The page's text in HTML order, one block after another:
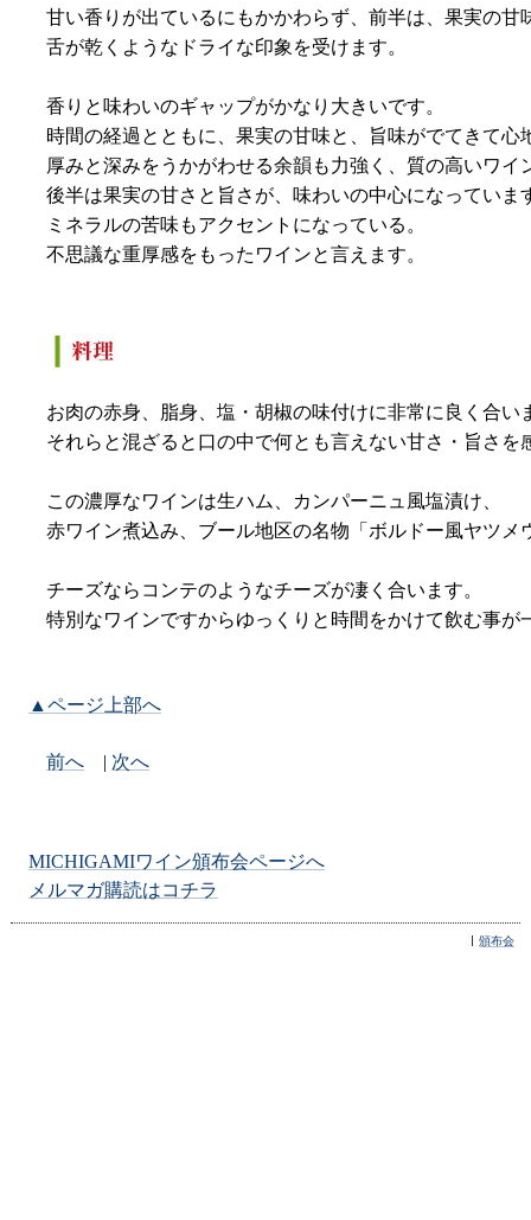
甘い香りが出ているにもかかわらず、前半は、果実の甘
舌が乾くようなドライな印象を受けます。
香りと味わいのギャップがかなり大きいです。
時間の経過とともに、果実の甘味と、旨味がでてきて心
厚みと深みをうかがわせる余韻も力強く、質の高いワイ
後半は果実の甘さと旨さが、味わいの中心になっていま
ミネラルの苦味もアクセントになっている。
不思議な重厚感をもったワインと言えます。
お肉の赤身、脂身、塩・胡椒の味付けに非常に良く合い
それらと混ざると口の中で何とも言えない甘さ・旨さを
この濃厚なワインは生ハム、カンパーニュ風塩漬け、
赤ワイン煮込み、ブール地区の名物「ボルドー風ヤツメ
チーズならコンテのようなチーズが凄く合います。
特別なワインですからゆっくりと時間をかけて飲む事が
▲ページ上部へ
前へ| 次へ
MICHIGAMIワイン頒布会ページへ
メルマガ購読はコチラ
頒布会